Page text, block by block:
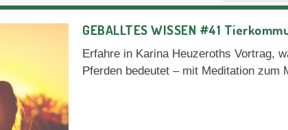
GEBALLTES WISSEN #41
Erfahre in Karina Heuzeroths Vortrag,
Pferden bedeutet – mit Meditation zum